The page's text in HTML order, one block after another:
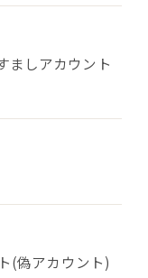
ましアカウント
(偽アカウント)